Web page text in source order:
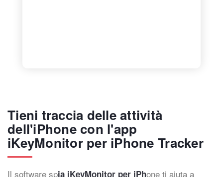
Tieni traccia delle attività
dell'iPhone con l'app
iKeyMonitor per iPhone Tracker
Il software spia iKeyMonitor per iPhone ti aiuta a